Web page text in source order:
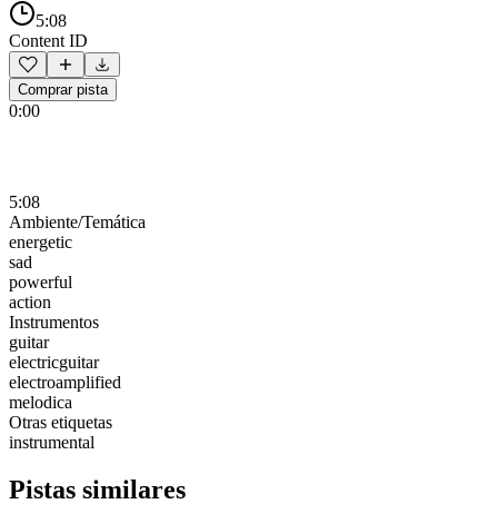
5:08
Content ID
Comprar pista
0:00
5:08
Ambiente/Temática
energetic
sad
powerful
action
Instrumentos
guitar
electricguitar
electroamplified
melodica
Otras etiquetas
instrumental
Pistas similares